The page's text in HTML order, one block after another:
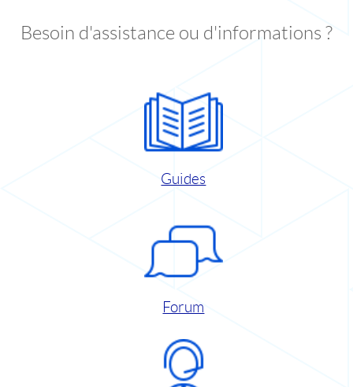
Besoin d'assistance ou d'informations ?
Guides
Forum